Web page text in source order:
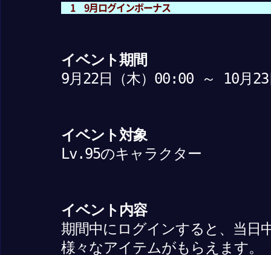
1 9月ログインボーナス
イベント期間
9月22日（木）00:00 ～ 10月
イベント対象
Lv.95のキャラクター
イベント内容
期間中にログインすると、当日
様々なアイテムがもらえます。